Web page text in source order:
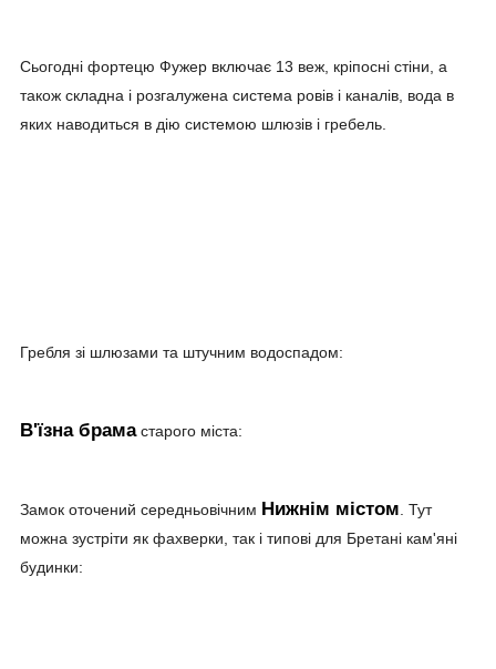
Сьогодні фортецю Фужер включає 13 веж, кріпосні стіни, а
також складна і розгалужена система ровів і каналів, вода в
яких наводиться в дію системою шлюзів і гребель.
Гребля зі шлюзами та штучним водоспадом:
В'їзна брамастарого міста:
Замок оточений середньовічним Нижнім містом . Тут
можна зустріти як фахверки, так і типові для Бретані кам'яні
будинки: